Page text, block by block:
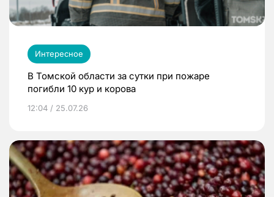
Интересное
В Томской области за сутки при пожаре
погибли 10 кур и корова
12:04 / 25.07.26